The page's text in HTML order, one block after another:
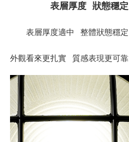
表層厚度 狀態穩定
表層厚度適中 整體狀態穩定
外觀看來更扎實 質感表現更可靠